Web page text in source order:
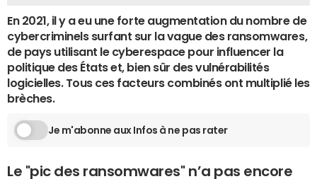
En 2021, il y a eu une forte augmentation du nombre de
cybercriminels surfant sur la vague des ransomwares,
de pays utilisant le cyberespace pour influencer la
politique des États et, bien sûr des vulnérabilités
logicielles. Tous ces facteurs combinés ont multiplié les
brèches.
Je m'abonne aux Infos à ne pas rater
Le "pic des ransomwares" n’a pas encore